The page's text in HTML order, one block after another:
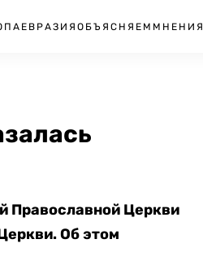
ЕВРАЗИЯ ОБЪЯСНЯЕМ МНЕНИЯ
Православной Церкви
Об этом